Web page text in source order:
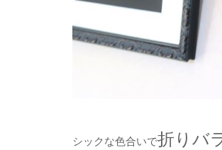
シックな色合いで折りバ